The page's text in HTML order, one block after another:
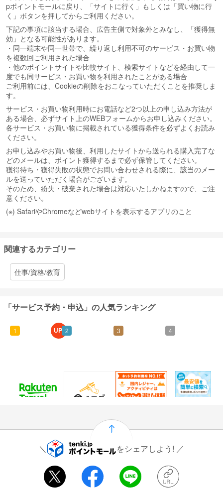
pポイントモールに戻り、「サイトに行く」もしくは「買い物に行
く」ボタンを押してからご利用ください。
下記の事項に該当する場合、広告主側で対象外とみなし、「獲得無
効」となる可能性があります。
・同一端末や同一世帯で、繰り返し利用不可のサービス・お買い物
を複数回ご利用された場合
・他のポイントサイトや比較サイト、検索サイトなどを経由して一
度でも同サービス・お買い物を利用されたことがある場合
ご利用前には、Cookieの削除をおこなっていただくことを推奨しま
す。
サービス・お買い物利用時にお電話など2つ以上の申し込み方法が
ある場合、必ずサイト上のWEBフォームからお申し込みください。
各サービス・お買い物に掲載されている獲得条件を必ずよくお読み
ください。
お申し込みやお買い物後、利用したサイトから送られる購入完了な
どのメールは、ポイント獲得するまで必ず保管してください。
獲得待ち・獲得失敗の状態でお問い合わせされる際に、該当のメー
ルを送っていただく場合がございます。
そのため、紛失・破棄された場合は対応いたしかねますので、ご注
意ください。
(※) SafariやChromeなどwebサイトを表示するアプリのこと
関連するカテゴリー
仕事/資格/教育
「サービス予約・申込」の人気ランキング
UP!
1
通常：50ポイント
2 3
1.5%還元
4
915ポイント
をシェアしよう!